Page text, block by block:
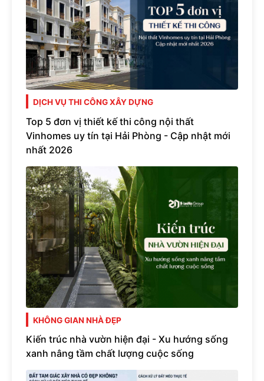
DỊCH VỤ THI CÔNG XÂY DỰNG
Top 5 đơn vị thiết kế thi công nội thất
Vinhomes uy tín tại Hải Phòng - Cập nhật mới
nhất 2026
KHÔNG GIAN NHÀ ĐẸP
Kiến trúc nhà vườn hiện đại - Xu hướng sống
xanh nâng tầm chất lượng cuộc sống